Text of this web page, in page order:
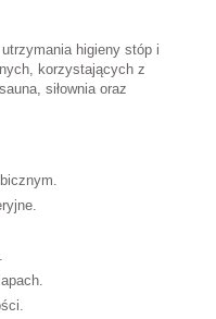
higieny stóp i
korzystających z
siłownia oraz